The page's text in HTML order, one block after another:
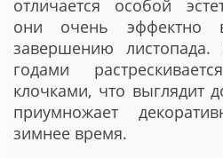
отличается особой
они очень эффектно
завершению
годами
клочками, что выглядит
приумножает
зимнее время.